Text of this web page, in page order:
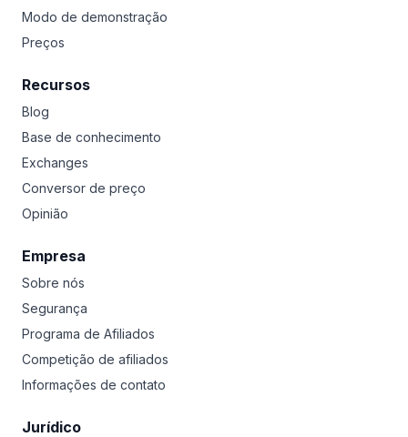
Modo de demonstração
Preços
Recursos
Blog
Base de conhecimento
Exchanges
Conversor de preço
Opinião
Empresa
Sobre nós
Segurança
Programa de Afiliados
Competição de afiliados
Informações de contato
Jurídico